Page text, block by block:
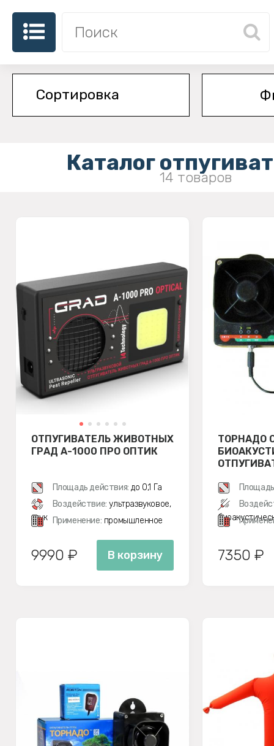
Каталог
14 товаров
ОТПУГИВАТЕЛЬ ЖИВОТНЫХ
ГРАД А-1000 ПРО ОПТИК
Площадь действия: до 0,1 Га
Воздействие: ультразвуковое,
звук
Применение: промышленное
9990 ₽ В корзину
ТОРНАДО
7350 ₽